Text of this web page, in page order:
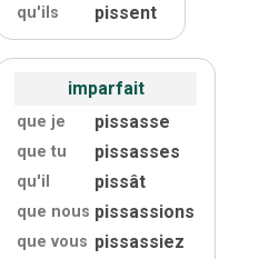
qu'ils pissent
imparfait
que je pissasse
que tu pissasses
qu'il pissât
que nous pissassions
que vous pissassiez